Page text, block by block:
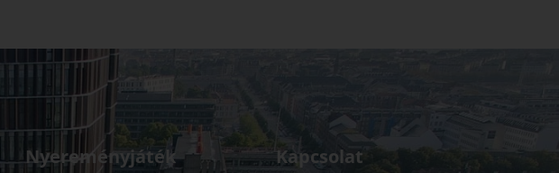
Nyereményjáték Kapcsolat